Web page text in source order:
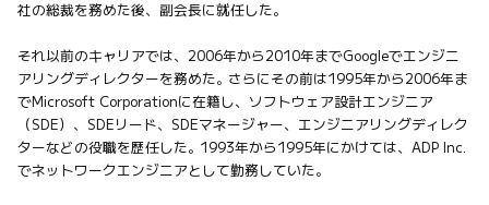
社の総裁を務めた後、副会長に就任した。
それ以前のキャリアでは、2006年から2010年までGoogleでエンジニ
アリングディレクターを務めた。さらにその前は1995年から2006年ま
でMicrosoft Corporationに在籍し、ソフトウェア設計エンジニア
（SDE）、SDEリード、SDEマネージャー、エンジニアリングディレク
ターなどの役職を歴任した。1993年から1995年にかけては、ADP Inc.
でネットワークエンジニアとして勤務していた。